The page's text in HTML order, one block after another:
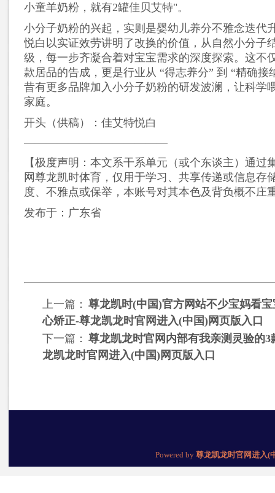
小童羊奶粉，就有2罐佳贝艾特"。
小分子奶粉的兴起，实则是婴幼儿养分不雅念迭代
悦白以实证效劳讲明了改换的价值，从自然小分子
级，每一步齐凝合着对宝宝需求的深度探索。这不
款居品的告成，更是行业从 “得志养分” 到 “精确接
昔有更多品牌加入小分子奶粉的研发波澜，让科学
家庭。
开头（供稿）：佳艾特悦白
—————————————
【极度声明：本文系干系单元（或个东谈主）通过
网尊龙凯时体育，仅用于学习、共享传递或信息存
度、不雅点或保举，本账号对其本色及背负概不庄
发布于：广东省
上一篇： 尊龙凯时(中国)官方网站不少宝妈看
心矫正-尊龙凯龙时官网进入(中国)网页版入口
下一篇： 尊龙凯龙时官网内部有我亲测灵验的3
龙凯龙时官网进入(中国)网页版入口
Powered by 尊龙凯龙时官网进入(